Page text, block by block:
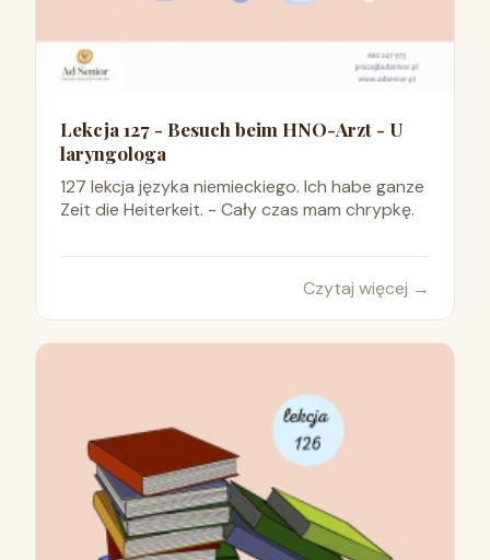
Lekcja 127 - Besuch beim HNO-Arzt - U
laryngologa
127 lekcja języka niemieckiego. Ich habe ganze
Zeit die Heiterkeit. - Cały czas mam chrypkę.
Czytaj więcej →